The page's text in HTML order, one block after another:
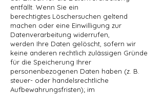
entfällt. Wenn Sie ein
berechtigtes Löschersuchen geltend
machen oder eine Einwilligung zur
Datenverarbeitung widerrufen,
werden Ihre Daten gelöscht, sofern wir
keine anderen rechtlich zulässigen Gründe
für die Speicherung Ihrer
personenbezogenen Daten haben (z. B.
steuer- oder handelsrechtliche
Aufbewahrungsfristen); im